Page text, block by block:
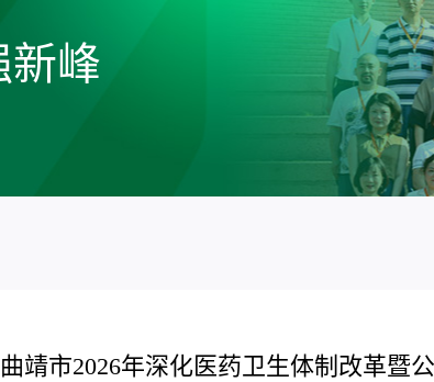
新峰
靖市2026年深化医药卫生体制改革暨